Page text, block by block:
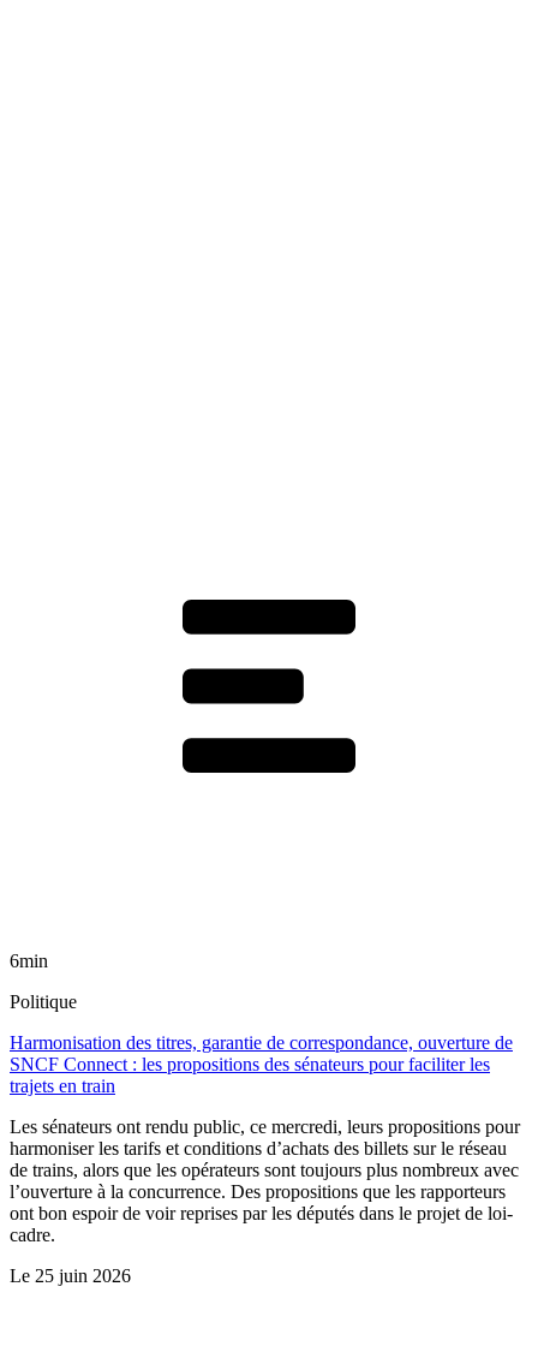
6min
Politique
Harmonisation des titres, garantie de correspondance, ouverture de
SNCF Connect : les propositions des sénateurs pour faciliter les
trajets en train
Les sénateurs ont rendu public, ce mercredi, leurs propositions pour
harmoniser les tarifs et conditions d’achats des billets sur le réseau
de trains, alors que les opérateurs sont toujours plus nombreux avec
l’ouverture à la concurrence. Des propositions que les rapporteurs
ont bon espoir de voir reprises par les députés dans le projet de loi-
cadre.
Le 25 juin 2026